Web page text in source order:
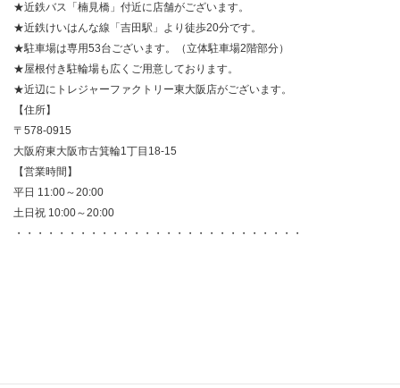
★近鉄バス「楠見橋」付近に店舗がございます。
★近鉄けいはんな線「吉田駅」より徒歩20分です。
★駐車場は専用53台ございます。（立体駐車場2階部分）
★屋根付き駐輪場も広くご用意しております。
★近辺にトレジャーファクトリー東大阪店がございます。
【住所】
〒578-0915
大阪府東大阪市古箕輪1丁目18-15
【営業時間】
平日 11:00～20:00
土日祝 10:00～20:00
・・・・・・・・・・・・・・・・・・・・・・・・・・・